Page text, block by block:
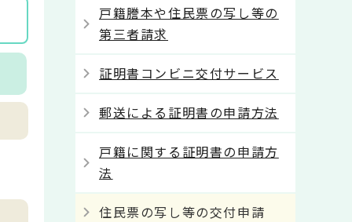
戸籍謄本や住民票の写し等の
第三者請求
証明書コンビニ交付サービス
郵送による証明書の申請方法
戸籍に関する証明書の申請方
法
住民票の写し等の交付申請